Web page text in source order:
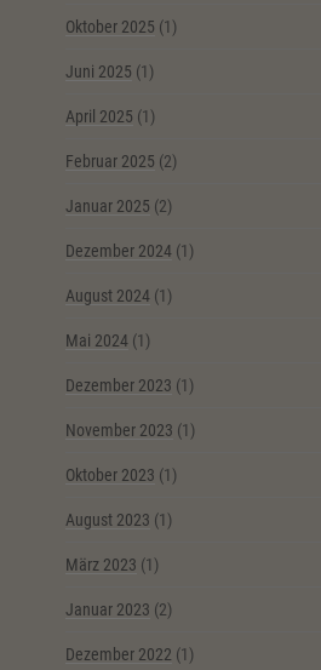
Oktober 2025 (1)
Juni 2025 (1)
April 2025 (1)
Februar 2025 (2)
Januar 2025 (2)
Dezember 2024(1)
August 2024(1)
Mai 2024(1)
Dezember 2023 (1)
November 2023 (1)
Oktober 2023 (1)
August 2023 (1)
März 2023 (1)
Januar 2023 (2)
Dezember 2022 (1)